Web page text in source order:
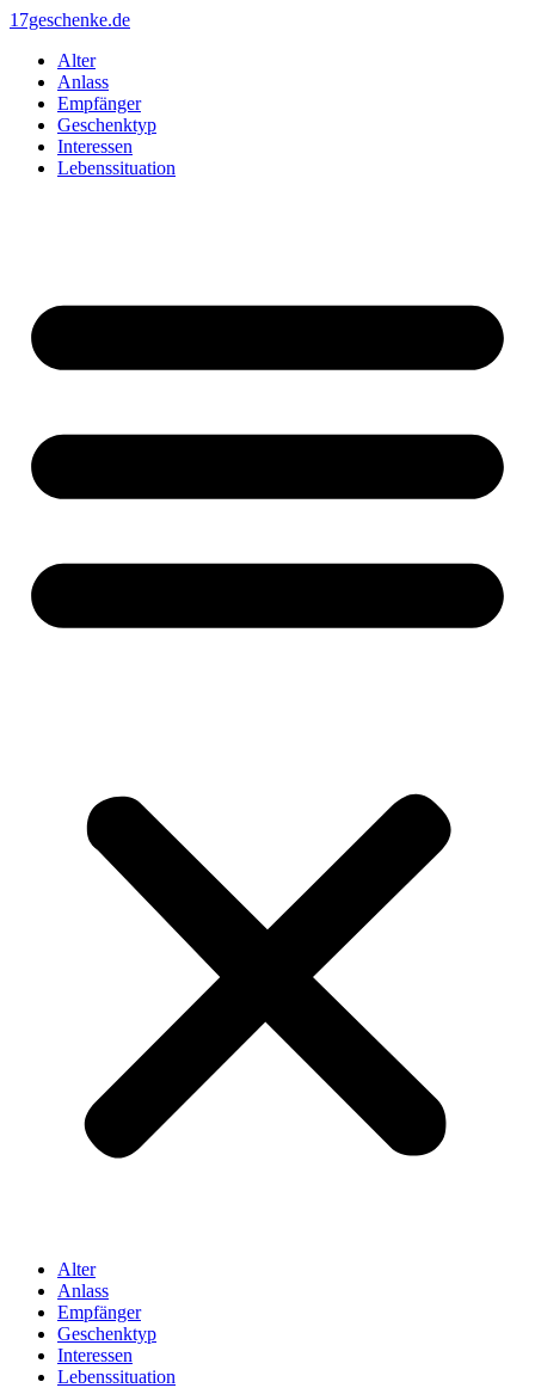
Zum
springen
17geschenke.de
Alter
Anlass
Empfänger
Geschenktyp
Interessen
Lebenssituation
Alter
Anlass
Empfänger
Geschenktyp
Interessen
Lebenssituation